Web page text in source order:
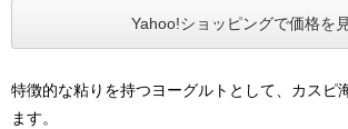
Yahoo!ショッピングで価格を
特徴的な粘りを持つヨーグルトとして、カスピ
ます。